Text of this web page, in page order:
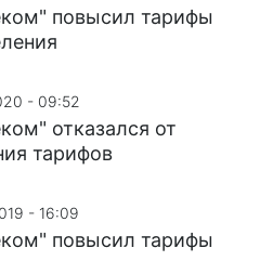
повысил тарифы
- 09:52
отказался от
тарифов
- 16:09
повысил тарифы